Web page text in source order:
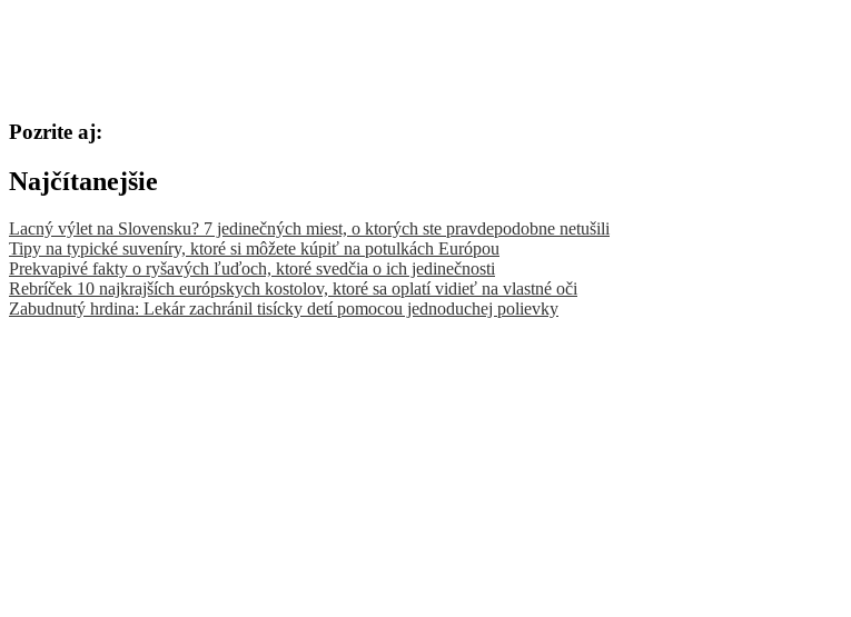
Pozrite aj:
Najčítanejšie
Lacný výlet na Slovensku? 7 jedinečných miest, o ktorých ste pravdepodobne netušili
Tipy na typické suveníry, ktoré si môžete kúpiť na potulkách Európou
Prekvapivé fakty o ryšavých ľuďoch, ktoré svedčia o ich jedinečnosti
Rebríček 10 najkrajších európskych kostolov, ktoré sa oplatí vidieť na vlastné oči
Zabudnutý hrdina: Lekár zachránil tisícky detí pomocou jednoduchej polievky